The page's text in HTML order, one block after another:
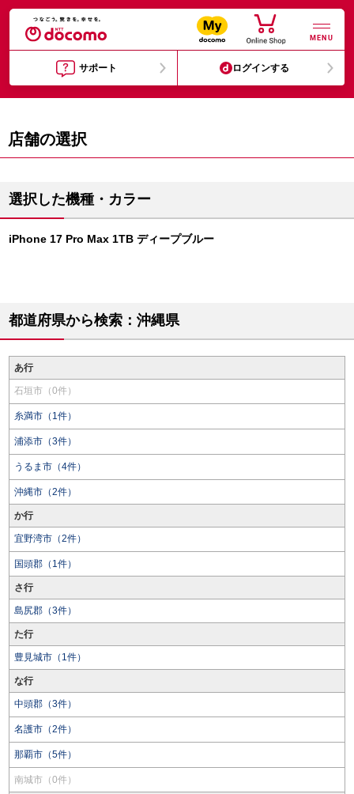
MENU
サポート ログインする
店舗の選択
選択した機種・カラー
iPhone 17 Pro Max 1TB ディープブルー
都道府県から検索：沖縄県
あ行
石垣市（0件）
糸満市（1件）
浦添市（3件）
うるま市（4件）
沖縄市（2件）
か行
宜野湾市（2件）
国頭郡（1件）
さ行
島尻郡（3件）
た行
豊見城市（1件）
な行
中頭郡（3件）
名護市（2件）
那覇市（5件）
南城市（0件）